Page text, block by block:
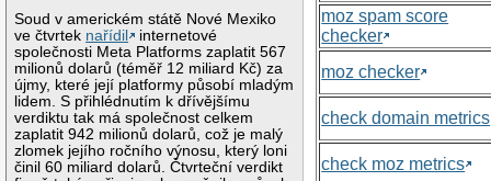
Soud v americkém státě Nové Mexiko
ve čtvrtek nařídil
internetové
společnosti Meta Platforms zaplatit 567
milionů dolarů (téměř 12 miliard Kč) za
újmy, které její platformy působí mladým
lidem. S přihlédnutím k dřívějšímu
verdiktu tak má společnost celkem
zaplatit 942 milionů dolarů, což je malý
zlomek jejího ročního výnosu, který loni
činil 60 miliard dolarů. Čtvrteční verdikt
moz spam score
checker
moz checker
check domain metrics
check moz metrics